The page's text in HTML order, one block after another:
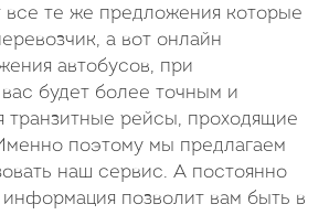
все те же предложения которые
а вот онлайн
автобусов, при
будет более точным и
транзитные рейсы, проходящие
поэтому мы предлагаем
наш сервис. А постоянно
позволит вам быть в